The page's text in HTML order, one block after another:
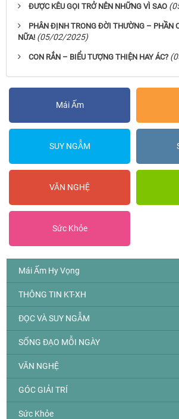
ĐƯỢC KÊU GỌI TRỞ NÊN NHỮNG VÌ SAO
PHÂN ĐỊNH TRONG ĐỜI THƯỜNG – PHẦN
NỮA! (05/02/2025)
CON RẮN – BIỂU TƯỢNG THIỆN HAY ÁC?
Mái Ấm
SUY NGẪM
VĂN NGHỆ
Sức Khỏe
Mái Ấm Hy Vọng
THÔNG TIN KT-XH
ĐỌC VÀ SUY NGẪM
SỐNG ĐẠO MỖI NGÀY
VĂN NGHỆ
GÓC GIẢI TRÍ
Sức Khỏe